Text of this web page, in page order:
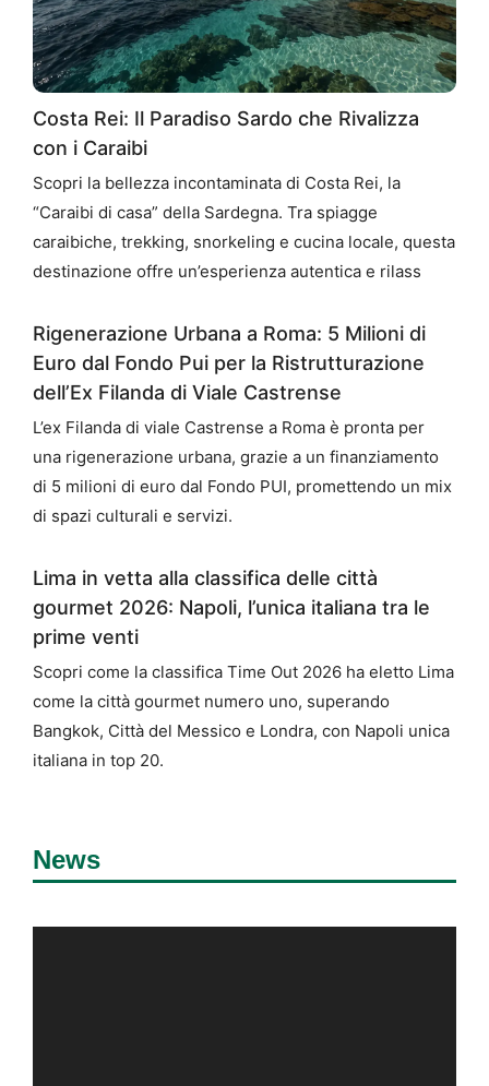
Costa Rei: Il Paradiso Sardo che Rivalizza
con i Caraibi
Scopri la bellezza incontaminata di Costa Rei, la
“Caraibi di casa” della Sardegna. Tra spiagge
caraibiche, trekking, snorkeling e cucina locale, questa
destinazione offre un’esperienza autentica e rilass
Rigenerazione Urbana a Roma: 5 Milioni di
Euro dal Fondo Pui per la Ristrutturazione
dell’Ex Filanda di Viale Castrense
L’ex Filanda di viale Castrense a Roma è pronta per
una rigenerazione urbana, grazie a un finanziamento
di 5 milioni di euro dal Fondo PUI, promettendo un mix
di spazi culturali e servizi.
Lima in vetta alla classifica delle città
gourmet 2026: Napoli, l’unica italiana tra le
prime venti
Scopri come la classifica Time Out 2026 ha eletto Lima
come la città gourmet numero uno, superando
Bangkok, Città del Messico e Londra, con Napoli unica
italiana in top 20.
News